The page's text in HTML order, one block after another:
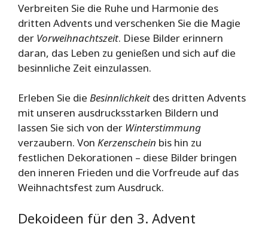
Verbreiten Sie die Ruhe und Harmonie des
dritten Advents und verschenken Sie die Magie
der Vorweihnachtszeit. Diese Bilder erinnern
daran, das Leben zu genießen und sich auf die
besinnliche Zeit einzulassen.
Erleben Sie die Besinnlichkeit des dritten Advents
mit unseren ausdrucksstarken Bildern und
lassen Sie sich von der Winterstimmung
verzaubern. Von Kerzenschein bis hin zu
festlichen Dekorationen – diese Bilder bringen
den inneren Frieden und die Vorfreude auf das
Weihnachtsfest zum Ausdruck.
Dekoideen für den 3. Advent